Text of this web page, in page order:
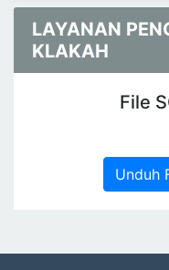
LAYANAN
KLAKAH
File
Unduh